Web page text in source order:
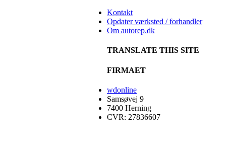
Kontakt
Opdater værksted / forhandler
Om autorep.dk
TRANSLATE THIS SITE
FIRMAET
wdonline
Samsøvej 9
7400 Herning
CVR: 27836607